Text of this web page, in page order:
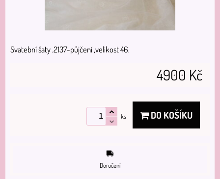
Svatební šaty .2137-půjčení ,velikost 46.
4900 Kč
ks DO KOŠÍKU
Doručení